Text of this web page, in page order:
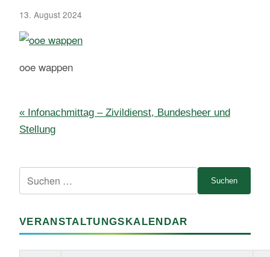
13. August 2024
ooe wappen
Beitragsnavigation
« Infonachmittag – Zivildienst, Bundesheer und
Stellung
Suche
nach:
VERANSTALTUNGSKALENDAR